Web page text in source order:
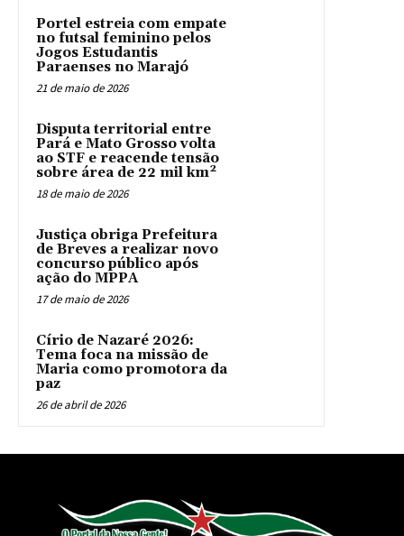
Portel estreia com empate
no futsal feminino pelos
Jogos Estudantis
Paraenses no Marajó
21 de maio de 2026
Disputa territorial entre
Pará e Mato Grosso volta
ao STF e reacende tensão
sobre área de 22 mil km²
18 de maio de 2026
Justiça obriga Prefeitura
de Breves a realizar novo
concurso público após
ação do MPPA
17 de maio de 2026
Círio de Nazaré 2026:
Tema foca na missão de
Maria como promotora da
paz
26 de abril de 2026